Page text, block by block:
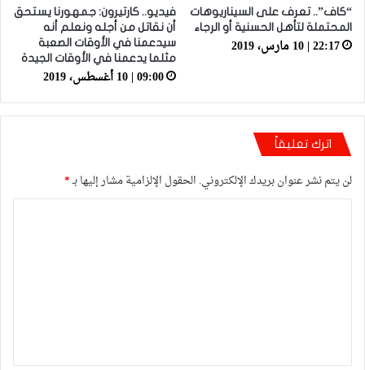
“كاف”.. تعرف على السيناريوهات
المحتملة لتأهل الحسنية أو الرجاء
22:17 | 10 مارس، 2019
فيديو.. كارتيرون: جمهورنا يستحق
أن نقاتل من أجله ونعلم أنه
سيدعمنا في الأوقات الصعبة
مثلما يدعمنا في الأوقات الجيدة
09:00 | 10 أغسطس، 2019
اترك تعليقاً
لن يتم نشر عنوان بريدك الإلكتروني. الحقول الإلزامية مشار إليها بـ*